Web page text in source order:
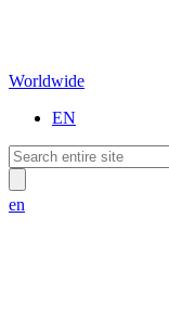
Worldwide
EN
en